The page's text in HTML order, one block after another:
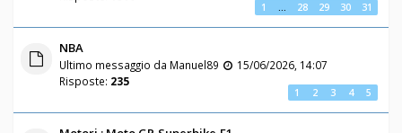
1 … 28 29 30 31
NBA
Ultimo messaggio da Manuel89
15/06/2026, 14:07
Risposte: 235
1 2 3 4 5